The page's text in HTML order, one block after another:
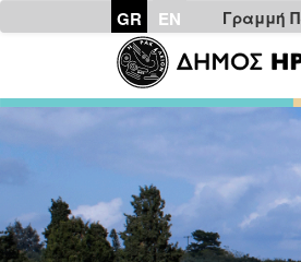
GR EN Γραμμή